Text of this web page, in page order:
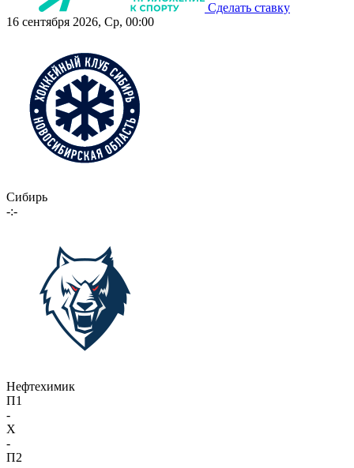
Сделать ставку
16 сентября 2026, Ср, 00:00
Сибирь
-:-
Нефтехимик
П1
-
X
-
П2